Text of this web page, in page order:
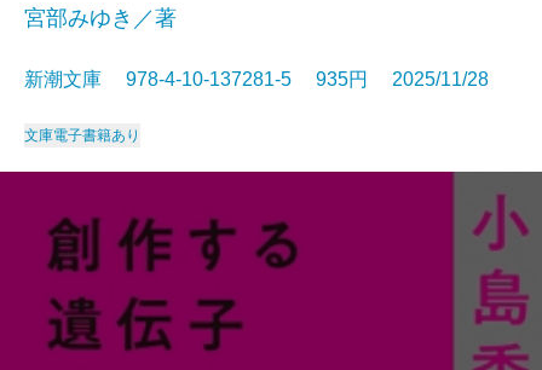
宮部みゆき／著
新潮文庫 978-4-10-137281-5 935円 2025/11/28
文庫電子書籍あり